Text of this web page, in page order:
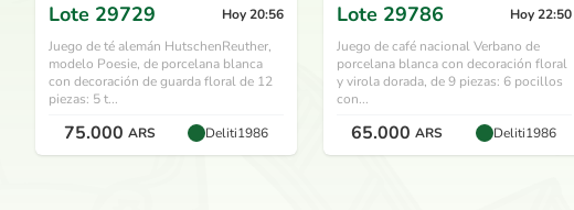
Lote 29729
Hoy 20:56
Juego de té alemán HutschenReuther,
modelo Poesie, de porcelana blanca
con decoración de guarda floral de 12
piezas: 5 t...
75.000 ARS Deliti1986
Lote 29786
Hoy 22:50
Juego de café nacional Verbano de
porcelana blanca con decoración floral
y virola dorada, de 9 piezas: 6 pocillos
con...
65.000 ARS Deliti1986